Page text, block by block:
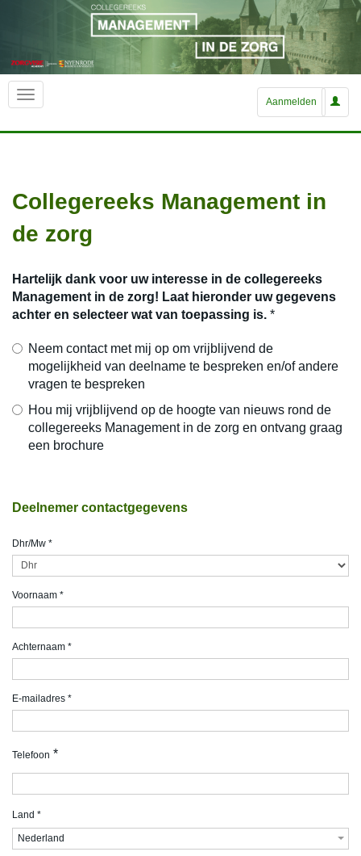
Aanmelden
Collegereeks Management in
de zorg
Hartelijk dank voor uw interesse in de collegereeks
Management in de zorg! Laat hieronder uw gegevens
achter en selecteer wat van toepassing is. *
Neem contact met mij op om vrijblijvend de
mogelijkheid van deelname te bespreken en/of andere
vragen te bespreken
Hou mij vrijblijvend op de hoogte van nieuws rond de
collegereeks Management in de zorg en ontvang graag
een brochure
Deelnemer contactgegevens
Dhr/Mw *
Voornaam *
Achternaam *
E-mailadres *
Telefoon *
Land *
Nederland